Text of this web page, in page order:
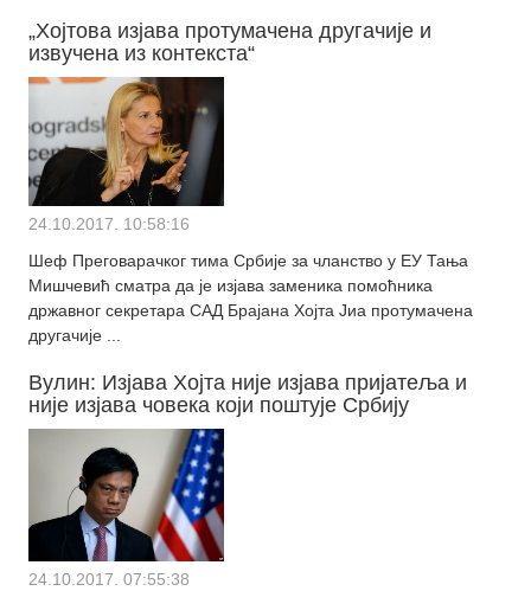
„Хојтoва изјава протумачена другачије и
извучена из контекста“
24.10.2017. 10:58:16
Шеф Преговарачког тима Србије за чланство у ЕУ Тања
Мишчевић сматра да је изјава заменика помоћника
државног секретара САД Брајана Хојта Јиа протумачена
другачије ...
Вулин: Изјава Хојта није изјава пријатеља и
није изјава човека који поштује Србију
24.10.2017. 07:55:38